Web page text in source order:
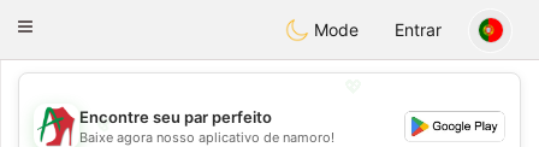
AmamiOra
Toggle
Mode Entrar
💖
Encontre seu par perfeito
Baixe agora nosso aplicativo de namoro!